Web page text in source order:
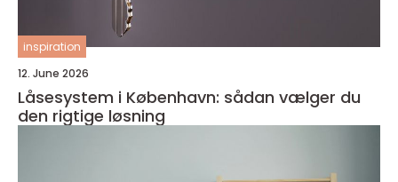
inspiration
12. June 2026
Låsesystem i København: sådan vælger du
den rigtige løsning